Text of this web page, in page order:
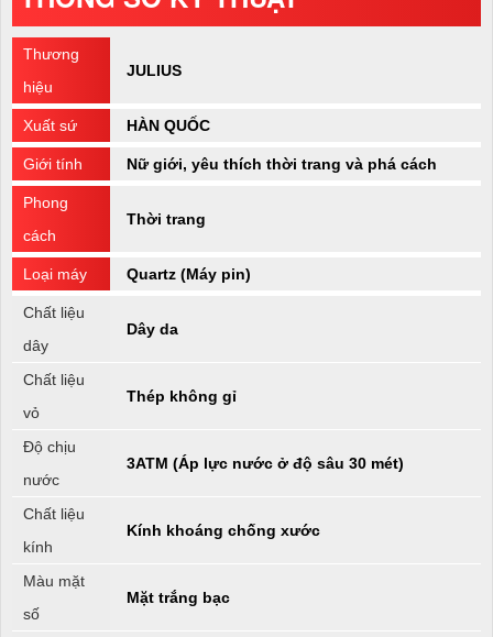
Thương
hiệu
JULIUS
Xuất sứ HÀN QUỐC
Giới tính Nữ giới, yêu thích thời trang và phá cách
Phong
cách
Thời trang
Loại máy Quartz (Máy pin)
Chất liệu
dây
Dây da
Chất liệu
vỏ
Thép không gỉ
Độ chịu
nước
3ATM (Áp lực nước ở độ sâu 30 mét)
Chất liệu
kính
Kính khoáng chống xước
Màu mặt
số
Mặt trắng bạc